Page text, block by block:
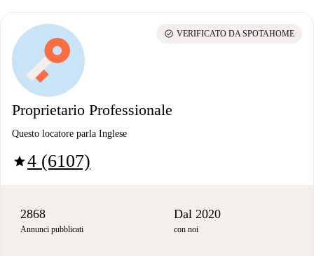
Proprietario Professionale
Questo locatore parla Inglese
star4 (6107)
check_circle VERIFICATO DA SPOTAHOME
2868
Annunci pubblicati
Dal 2020
con noi